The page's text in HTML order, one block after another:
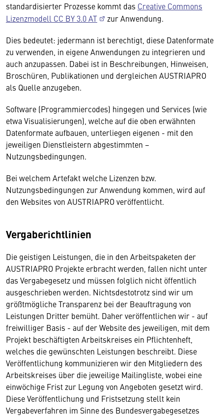
standardisierter Prozesse kommt das Creative Commons
Lizenzmodell CC BY 3.0 AT
zur Anwendung.
Dies bedeutet: jedermann ist berechtigt, diese Datenformate
zu verwenden, in eigene Anwendungen zu integrieren und
auch anzupassen. Dabei ist in Beschreibungen, Hinweisen,
Broschüren, Publikationen und dergleichen AUSTRIAPRO
als Quelle anzugeben.
Software (Programmiercodes) hingegen und Services (wie
etwa Visualisierungen), welche auf die oben erwähnten
Datenformate aufbauen, unterliegen eigenen - mit den
jeweiligen Dienstleistern abgestimmten –
Nutzungsbedingungen.
Bei welchem Artefakt welche Lizenzen bzw.
Nutzungsbedingungen zur Anwendung kommen, wird auf
den Websites von AUSTRIAPRO veröffentlicht.
Vergaberichtlinien
Die geistigen Leistungen, die in den Arbeitspaketen der
AUSTRIAPRO Projekte erbracht werden, fallen nicht unter
das Vergabegesetz und müssen folglich nicht öffentlich
ausgeschrieben werden. Nichtsdestotrotz sind wir um
größtmögliche Transparenz bei der Beauftragung von
Leistungen Dritter bemüht. Daher veröffentlichen wir - auf
freiwilliger Basis - auf der Website des jeweiligen, mit dem
Projekt beschäftigten Arbeitskreises ein Pflichtenheft,
welches die gewünschten Leistungen beschreibt. Diese
Veröffentlichung kommunizieren wir den Mitgliedern des
Arbeitskreises über die jeweilige Mailingliste, wobei eine
einwöchige Frist zur Legung von Angeboten gesetzt wird.
Diese Veröffentlichung und Fristsetzung stellt kein
Vergabeverfahren im Sinne des Bundesvergabegesetzes